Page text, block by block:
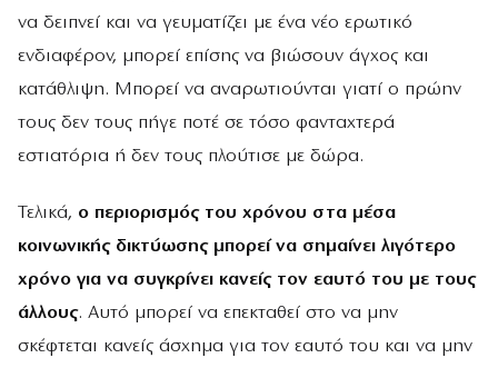
να δειπνεί και να γευματίζει με ένα νέο ερωτικό
ενδιαφέρον, μπορεί επίσης να βιώσουν άγχος και
κατάθλιψη. Μπορεί να αναρωτιούνται γιατί ο πρώην
τους δεν τους πήγε ποτέ σε τόσο φανταχτερά
εστιατόρια ή δεν τους πλούτισε με δώρα.
Τελικά, ο περιορισμός του χρόνου στα μέσα
κοινωνικής δικτύωσης μπορεί να σημαίνει λιγότερο
χρόνο για να συγκρίνει κανείς τον εαυτό του με τους
άλλους. Αυτό μπορεί να επεκταθεί στο να μην
σκέφτεται κανείς άσχημα για τον εαυτό του και να μην